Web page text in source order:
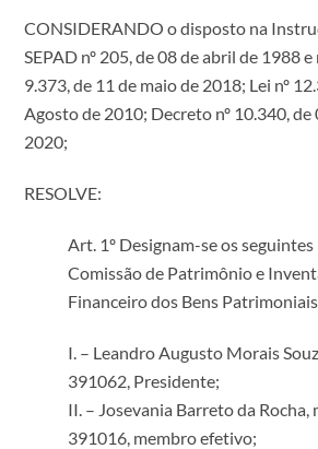
CONSIDERANDO o disposto na
SEPAD nº 205, de 08 de abril de 1988
9.373, de 11 de maio de 2018; Lei nº
Agosto de 2010; Decreto nº 10.340, de
2020;
RESOLVE:
Art. 1º Designam-se os
Comissão de Patrimônio e
Financeiro dos Bens
I. – Leandro Augusto Morais
391062, Presidente;
II. – Josevania Barreto da Rocha,
391016, membro efetivo;